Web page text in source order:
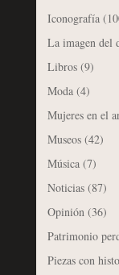
Iconografía
La imagen del
Libros(9)
Moda(4)
Mujeres en el
Museos(42)
Música(7)
Noticias(87)
Opinión (36)
Patrimonio
Piezas con